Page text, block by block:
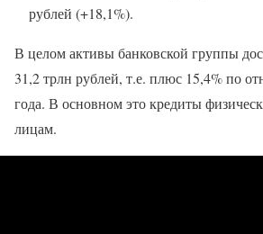
рублей (+18,1%).
В целом активы банковской группы
31,2 трлн рублей, т.е. плюс 15,4% по
года. В основном это кредиты
лицам.